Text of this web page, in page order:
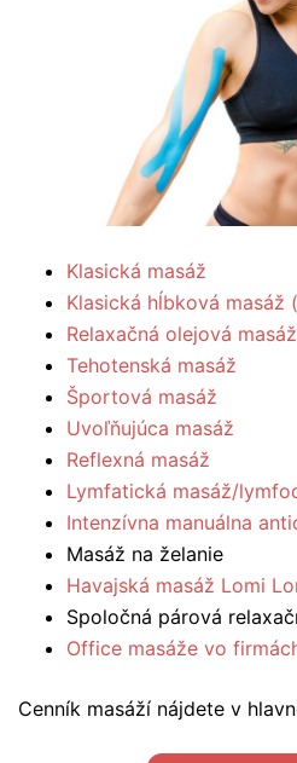
Klasická masáž
Klasická hĺbková masáž
Relaxačná olejová masáž
Tehotenská masáž
Športová masáž
Uvoľňujúca masáž
Reflexná masáž
Lymfatická masáž/
Intenzívna manuálna
Masáž na želanie
Havajská masáž Lomi
Spoločná párová
Office masáže vo
Cenník masáží nájdete v